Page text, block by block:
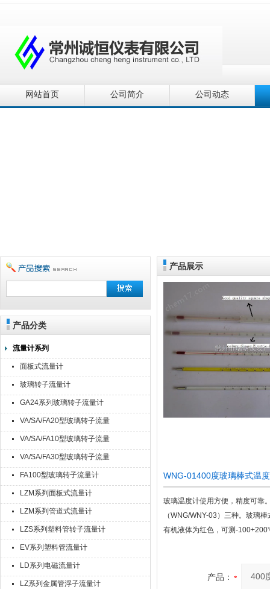
网站首页 公司简介 公司动态
产品分类
流量计系列
面板式流量计
玻璃转子流量计
GA24系列玻璃转子流量计
VA/SA/FA20型玻璃转子流量
计
VA/SA/FA10型玻璃转子流量
计
VA/SA/FA30型玻璃转子流量
计
FA100型玻璃转子流量计
LZM系列面板式流量计
LZM系列管道式流量计
LZS系列塑料管转子流量计
EV系列塑料管流量计
LD系列电磁流量计
LZ系列金属管浮子流量计
产品展示
WNG-01400度玻璃棒式温
玻璃温度计使用方便，精度可靠
（WNG/WNY-03）三种。玻璃
有机液体为红色，可测-
产品：